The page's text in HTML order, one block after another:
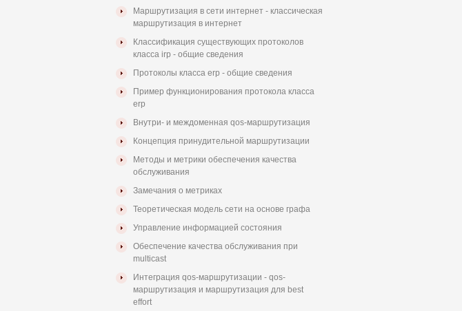
Маршрутизация в сети интернет - классическая
маршрутизация в интернет
Классификация существующих протоколов
класса irp - общие сведения
Протоколы класса erp - общие сведения
Пример функционирования протокола класса
erp
Внутри- и междоменная qos-маршрутизация
Концепция принудительной маршрутизации
Методы и метрики обеспечения качества
обслуживания
Замечания о метриках
Теоретическая модель сети на основе графа
Управление информацией состояния
Обеспечение качества обслуживания при
multicast
Интеграция qos-маршрутизации - qos-
маршрутизация и маршрутизация для best
effort